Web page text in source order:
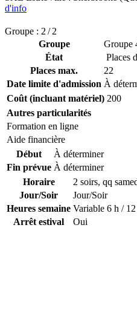
d'info
Groupe : 2 / 2
Groupe
Groupe
État
Places
Places max.
22
Date limite d'admission À
Coût (incluant matériel) 200
Autres particularités
Formation en ligne
Aide financière
Début
À déterminer
Fin prévue À déterminer
Horaire
2 soirs, qq
Jour/Soir
Jour/Soir
Heures semaine Variable 6 h / 12
Arrêt estival
Oui